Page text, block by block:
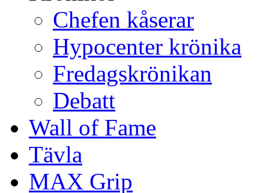
Chefen kåserar
Hypocenter krönika
Fredagskrönikan
Debatt
Wall of Fame
Tävla
MAX Grip